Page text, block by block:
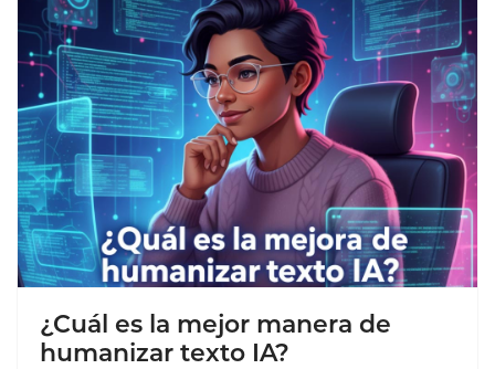
¿Cuál es la mejor manera de
humanizar texto IA?